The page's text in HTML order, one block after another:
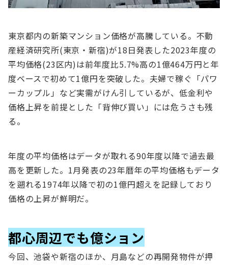
東京都内の新築マンション価格が高騰している。不動
産経済研究所(東京・新宿)が18日発表した2023年度の
平均価格(23区内)は前年度比5.7%高の1億464万円と年
度ベースで初めて1億円を突破した。夫婦で稼ぐ「パワ
ーカップル」など実需がけん引しているが、低金利や
価格上昇を前提とした「背伸び買い」には危うさも残
る。
年度の平均価格はデータが取れる90年度以降で過去最
高を更新した。1月発表の23年暦年の平均価格もデータ
を遡れる1974年以降で初の1億円超えを記録しており
価格の上昇が鮮明だ。
都心周辺でも億ション
今回、池袋や新宿のほか、月島などの再開発物件が押